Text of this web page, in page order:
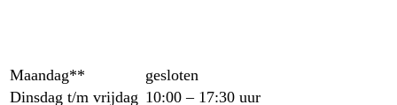
Maandag**
gesloten
Dinsdag t/m vrijdag 10:00 – 17:30 uur